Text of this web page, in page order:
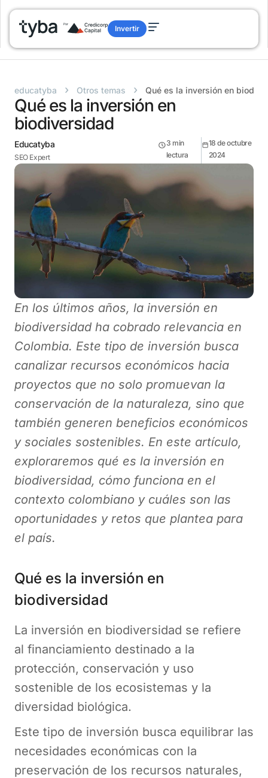
Invertir
educatyba › Otros temas › Qué es la inversión en
Qué es la inversión en
biodiversidad
Educatyba
SEO Expert
3 min
lectura
18 de octubre
2024
En los últimos años, la inversión en
biodiversidad ha cobrado relevancia en
Colombia. Este tipo de inversión busca
canalizar recursos económicos hacia
proyectos que no solo promuevan la
conservación de la naturaleza, sino que
también generen beneficios económicos
y sociales sostenibles. En este artículo,
exploraremos qué es la inversión en
biodiversidad, cómo funciona en el
contexto colombiano y cuáles son las
oportunidades y retos que plantea para
el país.
Qué es la inversión en
biodiversidad
La inversión en biodiversidad se refiere
al financiamiento destinado a la
protección, conservación y uso
sostenible de los ecosistemas y la
diversidad biológica.
Este tipo de inversión busca equilibrar las
necesidades económicas con la
preservación de los recursos naturales,